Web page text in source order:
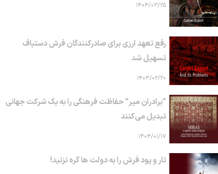
۱۴۰۴/۰۳/۲۵
رفع تعهد ارزی برای صادرکنندگان فرش دستباف
تسهیل شد
۱۴۰۴/۰۲/۲۰
"برادران میر" حفاظت فرهنگی را به یک شرکت جهانی
تبدیل می‌کنند
۱۴۰۴/۰۱/۱۷
تار و پود فرش را به دولت ها گره نزنید!